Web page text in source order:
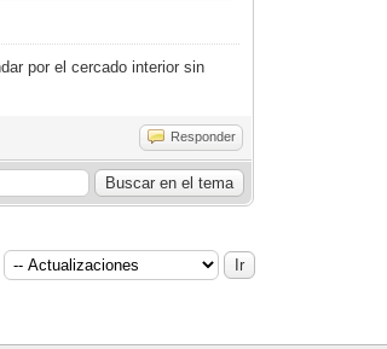
por el cercado interior sin
Responder